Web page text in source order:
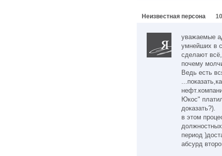
Неизвестная персона
уважаемые
умнейших в
сделают
почему
Ведь есть
Юкос"
доказать?).
в этом
период
абсурд